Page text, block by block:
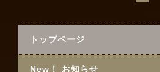
トップページ
New！ お知らせ